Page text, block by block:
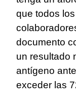
que todos
documento
un resultado
antígeno
exceder las